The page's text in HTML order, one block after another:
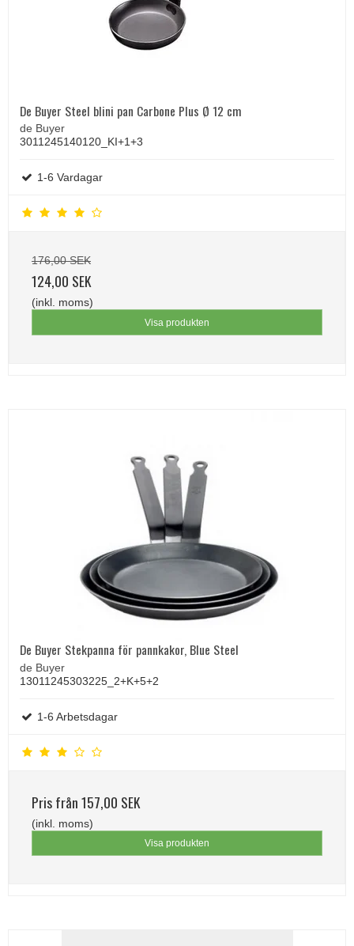
De Buyer Steel blini pan Carbone Plus Ø 12 cm
de Buyer
3011245140120_KI+1+3
1-6 Vardagar
176,00 SEK
124,00 SEK
(inkl. moms)
Visa produkten
De Buyer Stekpanna för pannkakor, Blue Steel
de Buyer
13011245303225_2+K+5+2
1-6 Arbetsdagar
Pris från157,00 SEK
(inkl. moms)
Visa produkten